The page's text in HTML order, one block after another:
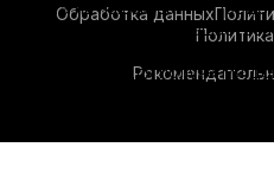
Обработка данных
опыта на нашем сайте.
данный сайт, вы
технологий. Для получения